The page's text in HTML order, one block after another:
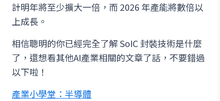
計明年將至少擴大一倍，而 2026 年產能將數倍以
上成長。
相信聰明的你已經完全了解 SoIC 封裝技術是什麼
了，還想看其他AI產業相關的文章了話，不要錯過
以下啦！
產業小學堂：半導體